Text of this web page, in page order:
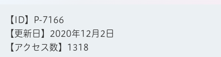
【ID】
P-7166
【更新日】 2020年12月2日
【アクセス数】
1318